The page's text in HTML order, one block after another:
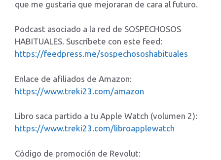
que me gustaria que mejoraran de cara al futuro.
Podcast asociado a la red de SOSPECHOSOS
HABITUALES. Suscríbete con este feed:
https://feedpress.me/sospechososhabituales
Enlace de afiliados de Amazon:
https://www.treki23.com/amazon
Libro saca partido a tu Apple Watch (volumen 2):
https://www.treki23.com/libroapplewatch
Código de promoción de Revolut: